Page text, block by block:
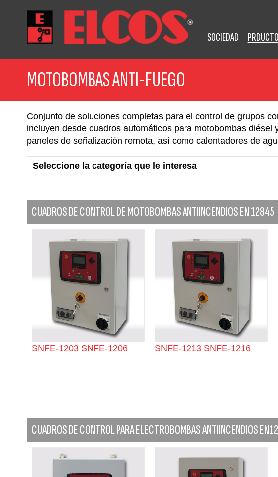
SOCIEDAD
MOTOBOMBAS ANTI-FUEGO
Conjunto de soluciones completas para el control de grupos
incluyen desde cuadros automáticos para motobombas
paneles de señalización remota, así como calentadores de
CUADROS DE CONTROL DE MOTOBOMBAS ANTIINCENDIOS EN 12845
SNFE-1203 SNFE-1206 SNFE-1213 SNFE-1216
CUADROS DE CONTROL PARA ELECTROBOMBAS ANTIINCENDIOS